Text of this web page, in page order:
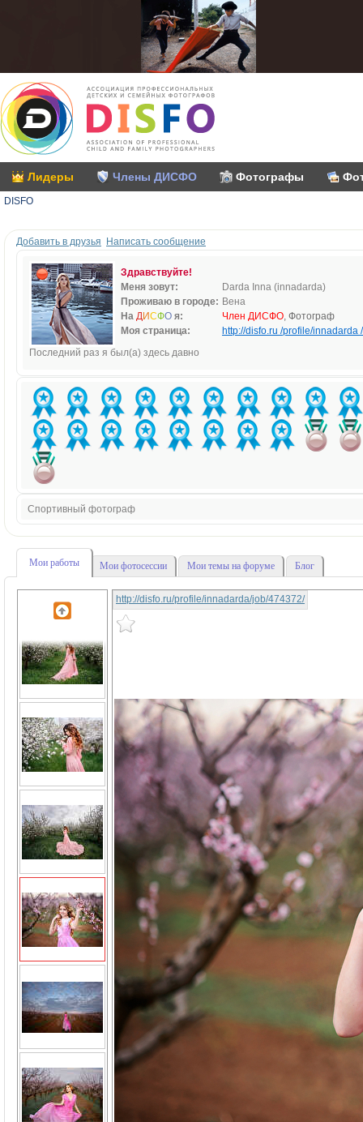
Лидеры Члены ДИСФО Фотографы
DISFO
Добавить в друзья Написать сообщение
Здравствуйте!
Меня зовут:
Darda Inna (innadarda)
Проживаю в городе: Вена
На ДИСФО я: Член ДИСФО, Фотограф
Моя страница:
http://disfo.ru /profile/innadarda /
Последний раз я был(а) здесь давно
Спортивный фотограф
Мои работы Мои фотосессии Мои темы на форуме Блог
http://disfo.ru/profile/innadarda/job/474372/